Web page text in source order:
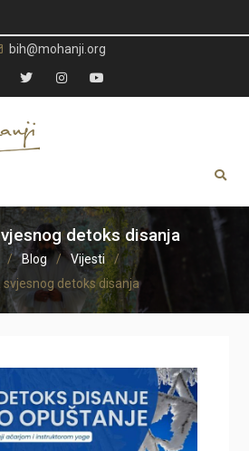
bih@mohanji.org
TwitterInstagramYouTube
detoks disanja
Blog
Vijesti
svjesnog detoks disanja